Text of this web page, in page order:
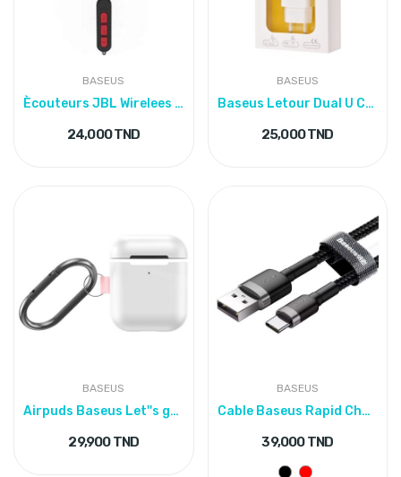
BASEUS
Ècouteurs JBL Wirelees Sports Headphone H-28
24,000 TND
BASEUS
Baseus Letour Dual U Charger
25,000 TND
BASEUS
Airpuds Baseus Let''s go Woven Label Hook Case
29,900 TND
BASEUS
Cable Baseus Rapid Charge Data cable USB To Type C
39,000 TND